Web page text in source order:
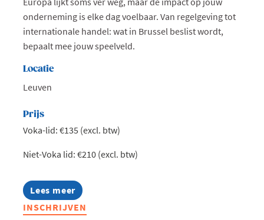
onderneming is elke dag voelbaar. Van regelgeving tot
internationale handel: wat in Brussel beslist wordt,
bepaalt mee jouw speelveld.
Locatie
Leuven
Prijs
Voka-lid: €135 (excl. btw)
Niet-Voka lid: €210 (excl. btw)
Lees meer
about
Exclusieve
lunch
INSCHRIJVEN